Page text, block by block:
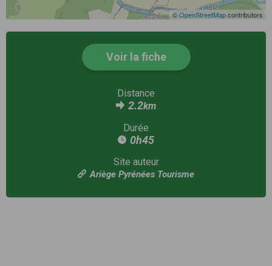
©OpenStreetMapcontributors
Voir la fiche
Distance
2.2km
Durée
0h45
Site auteur
Ariège Pyrénées Tourisme